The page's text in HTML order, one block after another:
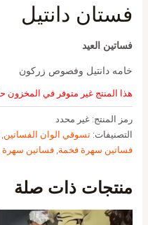
فستان دانتيل
فساتين العيد
خامه دانتيل وفصوص زركون
هذا المنتج غير متوفر في المخزون
رمز المنتج: غير محدد
التصنيفات: تسوقي الوان الفساتين
فساتين سهرة فخمة فساتين سهرة
منتجات ذات صلة